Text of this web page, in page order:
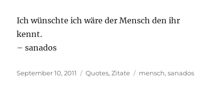
Ich wünschte ich wäre der Mensch den ihr
kennt.
– sanados
Posted
September 10, 2011 Categories
Quotes,Zitate Tags
mensch,sanados